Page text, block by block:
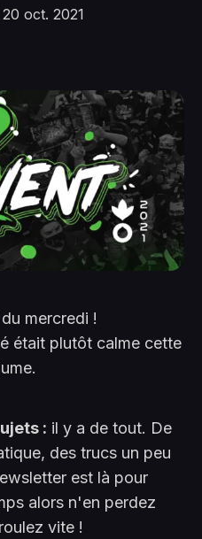
20 oct. 2021
mercredi !
était plutôt calme cette
: il y a de tout. De
des trucs un peu
est là pour
alors n'en perdez
vite !